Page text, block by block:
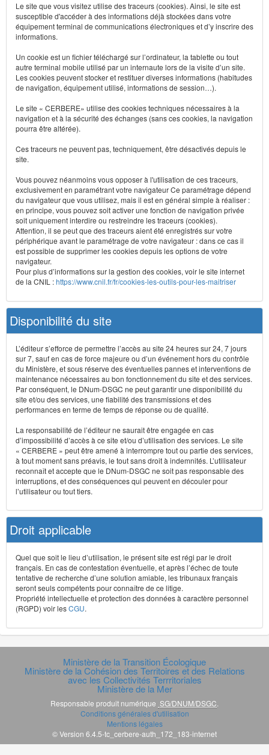
Le site que vous visitez utilise des traceurs (cookies). Ainsi, le site est
susceptible d'accéder à des informations déjà stockées dans votre
équipement terminal de communications électroniques et d’y inscrire des
informations.
Un cookie est un fichier téléchargé sur l’ordinateur, la tablette ou tout
autre terminal mobile utilisé par un internaute lors de la visite d’un site.
Les cookies peuvent stocker et restituer diverses informations (habitudes
de navigation, équipement utilisé, informations de session…).
Le site « CERBERE» utilise des cookies techniques nécessaires à la
navigation et à la sécurité des échanges (sans ces cookies, la navigation
pourra être altérée).
Ces traceurs ne peuvent pas, techniquement, être désactivés depuis le
site.
Vous pouvez néanmoins vous opposer à l'utilisation de ces traceurs,
exclusivement en paramétrant votre navigateur Ce paramétrage dépend
du navigateur que vous utilisez, mais il est en général simple à réaliser :
en principe, vous pouvez soit activer une fonction de navigation privée
soit uniquement interdire ou restreindre les traceurs (cookies).
Attention, il se peut que des traceurs aient été enregistrés sur votre
périphérique avant le paramétrage de votre navigateur : dans ce cas il
est possible de supprimer les cookies depuis les options de votre
navigateur.
Pour plus d’informations sur la gestion des cookies, voir le site internet
de la CNIL :https://www.cnil.fr/fr/cookies-les-outils-pour-les-maitriser
Disponibilité du site
L’éditeur s’efforce de permettre l’accès au site 24 heures sur 24, 7 jours
sur 7, sauf en cas de force majeure ou d’un événement hors du contrôle
du Ministère, et sous réserve des éventuelles pannes et interventions de
maintenance nécessaires au bon fonctionnement du site et des services.
Par conséquent, le DNum-DSGC ne peut garantir une disponibilité du
site et/ou des services, une fiabilité des transmissions et des
performances en terme de temps de réponse ou de qualité.
La responsabilité de l’éditeur ne saurait être engagée en cas
d’impossibilité d’accès à ce site et/ou d’utilisation des services. Le site
« CERBERE » peut être amené à interrompre tout ou partie des services,
à tout moment sans préavis, le tout sans droit à indemnités. L’utilisateur
reconnaît et accepte que le DNum-DSGC ne soit pas responsable des
interruptions, et des conséquences qui peuvent en découler pour
l’utilisateur ou tout tiers.
Droit applicable
Quel que soit le lieu d’utilisation, le présent site est régi par le droit
français. En cas de contestation éventuelle, et après l’échec de toute
tentative de recherche d’une solution amiable, les tribunaux français
seront seuls compétents pour connaître de ce litige.
Propriété intellectuelle et protection des données à caractère personnel
(RGPD) voir lesCGU.
Ministère de la Transition Écologique
Ministère de la Cohésion des Territoires et des Relations
avec les Collectivités Terrritoriales
Ministère de la Mer
Responsable produit numérique SG/DNUM/DSGC
Conditions générales d'utilisation
Mentions légales
© Version 6.4.5-tc_cerbere-auth_172_183-internet